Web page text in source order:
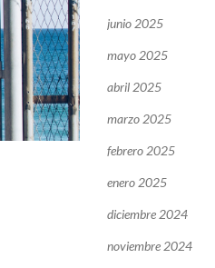
junio 2025
mayo 2025
abril 2025
marzo 2025
febrero 2025
enero 2025
diciembre 2024
noviembre 2024